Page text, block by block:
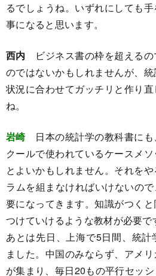
るでしょうね。いずれにしても
事になると思います。
西内 ビジネス書の枠を超える
のではないかもしれませんが、
状況に合わせてガッチリと作り
ね。
岩崎日本の統計学の教科書にも
クールで使われているケースメ
とよいかもしれません。それを
ラムを組まなければいけないの
要になってきます。知識がつく
つけていけるような教材が必要で
あとは先日、上海で5日間、統計
ました。中国のみならず、アメ
が集まり、毎日20もの平行セッ